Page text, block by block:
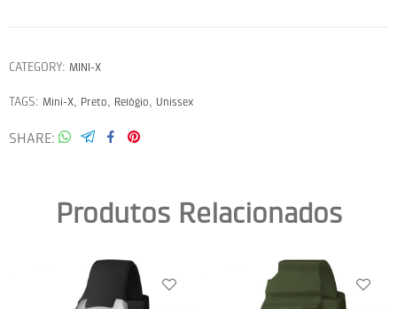
CATEGORY: MINI-X
TAGS: Mini-X, Preto, Relógio, Unissex
SHARE
Produtos Relacionados